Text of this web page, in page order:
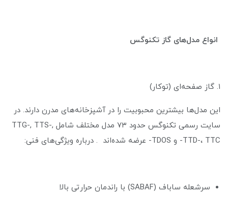
انواع مدل‌های گاز تکنوگس
۱. گاز صفحه‌ای (توکار)
این مدل‌ها بیشترین محبوبیت را در آشپزخانه‌های مدرن دارند. در
سایت رسمی تکنوگس حدود ۷۳ مدل مختلف شامل TTG-, TTS-,
TTD-، TTC- و TDOS- عرضه شده‌اند . درباره ویژگی‌های فنی:
سرشعله‌ ساباف (SABAF) با راندمان حرارتی بالا